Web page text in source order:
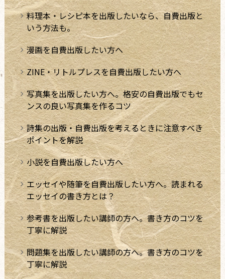
料理本・レシピ本を出版したいなら、自費出版と
いう方法も。
漫画を自費出版したい方へ
ZINE・リトルプレスを自費出版したい方へ
写真集を出版したい方へ。格安の自費出版でもセ
ンスの良い写真集を作るコツ
詩集の出版・自費出版を考えるときに注意すべき
ポイントを解説
小説を自費出版したい方へ
エッセイや随筆を自費出版したい方へ。読まれる
エッセイの書き方とは？
参考書を出版したい講師の方へ。書き方のコツを
丁寧に解説
問題集を出版したい講師の方へ。書き方のコツを
丁寧に解説